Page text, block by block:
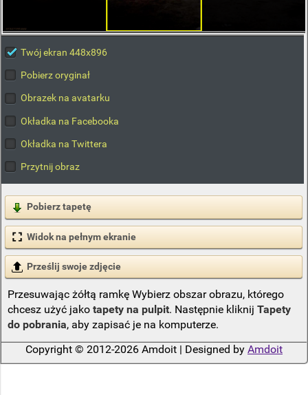
Twój ekran 448x896
Pobierz oryginał
Obrazek na avatarku
Okładka na Facebooka
Okładka na Twittera
Przytnij obraz
Pobierz tapetę
Widok na pełnym ekranie
Prześlij swoje zdjęcie
Przesuwając żółtą ramkę Wybierz obszar obrazu, którego
chcesz użyć jako tapety na pulpit. Następnie kliknij Tapety
do pobrania, aby zapisać je na komputerze.
Copyright © 2012-2026 Amdoit | Designed by Amdoit